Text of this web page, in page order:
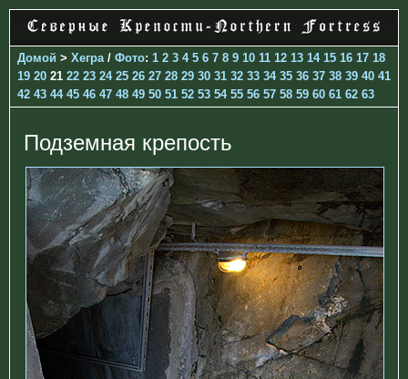
Домой > Хегра / Фото: 1 2 3 4 5 6 7 8 9 10 11 12 13 14 15 16 17 18
19 20 21 22 23 24 25 26 27 28 29 30 31 32 33 34 35 36 37 38 39 40 41
42 43 44 45 46 47 48 49 50 51 52 53 54 55 56 57 58 59 60 61 62 63
Подземная крепость